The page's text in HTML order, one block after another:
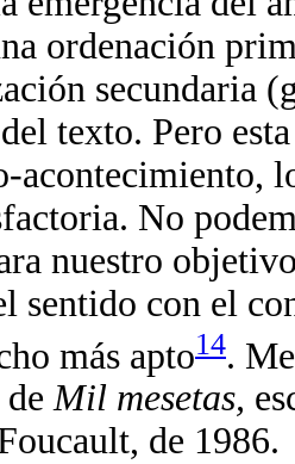
ordenación
secundaria
texto. Pero
acontecimiento,
No
nuestro
sentido con el
más apto14.
deMil mesetas,
de 1986.